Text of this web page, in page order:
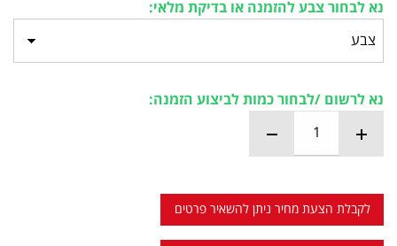
נא לבחור צבע להזמנה או בדיקת מלאי:
נא לרשום /לבחור כמות לביצוע הזמנה:
לקבלת הצעת מחיר ניתן להשאיר פרטים